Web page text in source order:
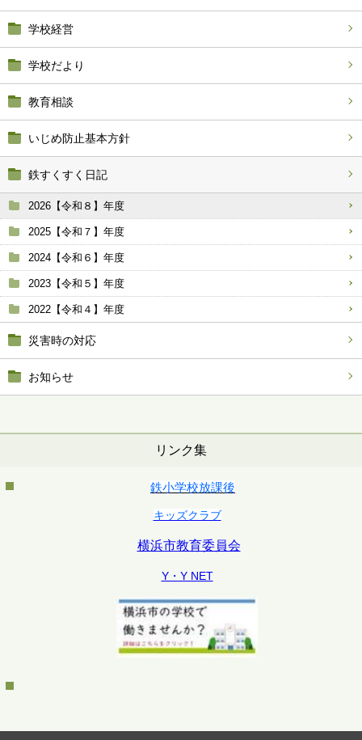
学校経営
学校だより
教育相談
いじめ防止基本方針
鉄すくすく日記
2026【令和８】年度
2025【令和７】年度
2024【令和６】年度
2023【令和５】年度
2022【令和４】年度
災害時の対応
お知らせ
リンク集
鉄小学校放課後
キッズクラブ
横浜市教育委員会
Y・Y NET